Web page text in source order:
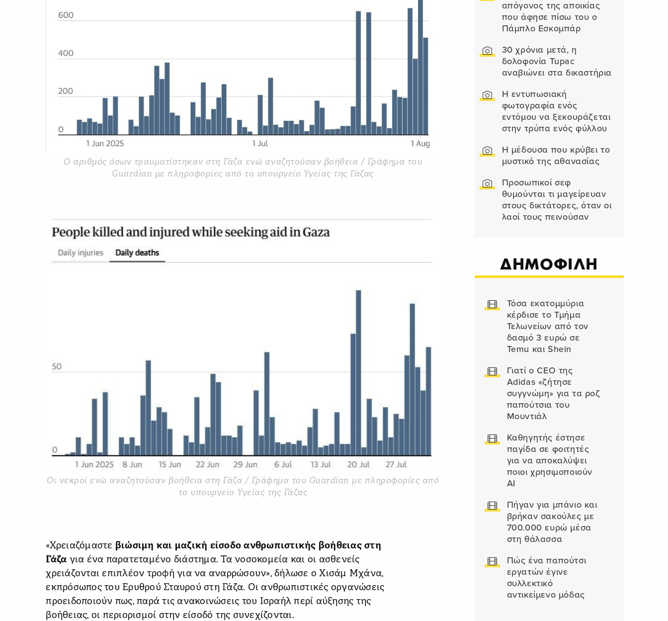
Ο αριθμός όσων τραυματίστηκαν στη Γάζα ενώ αναζητούσαν βοήθεια / Γράφημα του
Guardian με πληροφορίες από το υπουργείο Υγείας της Γάζας
Οι νεκροί ενώ αναζητούσαν βοήθεια στη Γάζα / Γράφημα του Guardian με πληροφορίες από
το υπουργείο Υγείας της Γάζας
«Χρειαζόμαστε βιώσιμη και μαζική είσοδο ανθρωπιστικής βοήθειας στη
Γάζα για ένα παρατεταμένο διάστημα. Τα νοσοκομεία και οι ασθενείς
χρειάζονται επιπλέον τροφή για να αναρρώσουν», δήλωσε ο Χισάμ Μχάνα,
εκπρόσωπος του Ερυθρού Σταυρού στη Γάζα. Οι ανθρωπιστικές οργανώσεις
προειδοποιούν πως, παρά τις ανακοινώσεις του Ισραήλ περί αύξησης της
βοήθειας, οι περιορισμοί στην είσοδό της συνεχίζονται.
απόγονος της αποικίας
που άφησε πίσω του ο
Πάμπλο Εσκομπάρ
30 χρόνια μετά, η
δολοφονία Tupac
αναβιώνει στα δικαστήρια
Η εντυπωσιακή
φωτογραφία ενός
εντόμου να ξεκουράζεται
στην τρύπα ενός φύλλου
Η μέδουσα που κρύβει το
μυστικό της αθανασίας
Προσωπικοί σεφ
θυμούνται τι μαγείρευαν
στους δικτάτορες, όταν οι
λαοί τους πεινούσαν
ΔΗΜΟΦΙΛΗ
Τόσα εκατομμύρια
κέρδισε το Τμήμα
Τελωνείων από τον
δασμό 3 ευρώ σε
Temu και Shein
Γιατί ο CEO της
Adidas «ζήτησε
συγγνώμη» για τα ροζ
παπούτσια του
Μουντιάλ
Καθηγητής έστησε
παγίδα σε φοιτητές
για να αποκαλύψει
ποιοι χρησιμοποιούν
AI
Πήγαν για μπάνιο και
βρήκαν σακούλες με
700.000 ευρώ μέσα
στη θάλασσα
Πώς ένα παπούτσι
εργατών έγινε
συλλεκτικό
αντικείμενο μόδας